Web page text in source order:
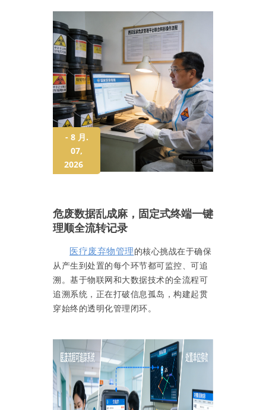
- 8 月.
07,
2026
危废数据乱成麻，固定式终端一键
理顺全流转记录
医疗废弃物管理 的核心挑战在于确保
从产生到处置的每个环节都可监控、可追
溯。基于物联网和大数据技术的全流程可
追溯系统，正在打破信息孤岛，构建起贯
穿始终的透明化管理闭环。